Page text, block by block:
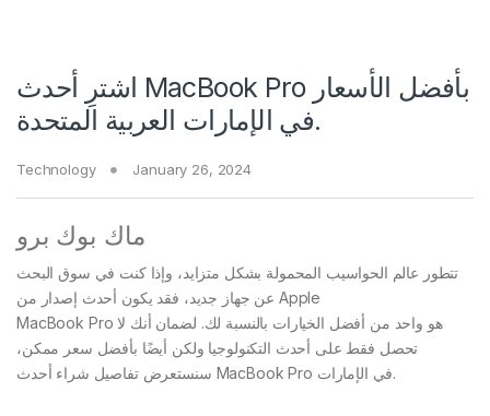
اشترِ أحدث MacBook Pro بأفضل الأسعار
في الإمارات العربية المتحدة.
Technology January 26, 2024
ماك بوك برو
تتطور عالم الحواسيب المحمولة بشكل متزايد، وإذا كنت في سوق البحث
عن جهاز جديد، فقد يكون أحدث إصدار من Apple
MacBook Pro هو واحد من أفضل الخيارات بالنسبة لك. لضمان أنك لا
تحصل فقط على أحدث التكنولوجيا ولكن أيضًا بأفضل سعر ممكن،
سنستعرض تفاصيل شراء أحدث MacBook Pro في الإمارات.